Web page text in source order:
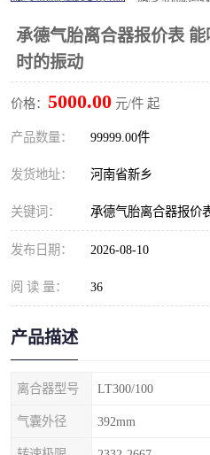
承德气胎离合器报价表
时的振动
价格： 5000.00 元/件 起
产品数量： 99999.00件
发货地址： 河南省新乡
关键词： 承德气胎离合器报价
发布日期： 2026-08-10
阅 读 量： 36
产品描述
离合器型号 LT300/100
气囊外径 392mm